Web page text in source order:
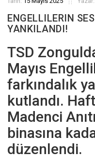
ENGELLILERIN
YANKILANDI!
TSD
Mayıs
farkındalık
kutlandı.
Madenci
binasına
düzenlendi.